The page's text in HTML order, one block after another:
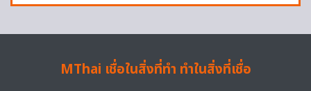
MThai เชื่อในสิ่งที่ทำ ทำในสิ่งที่เชื่อ